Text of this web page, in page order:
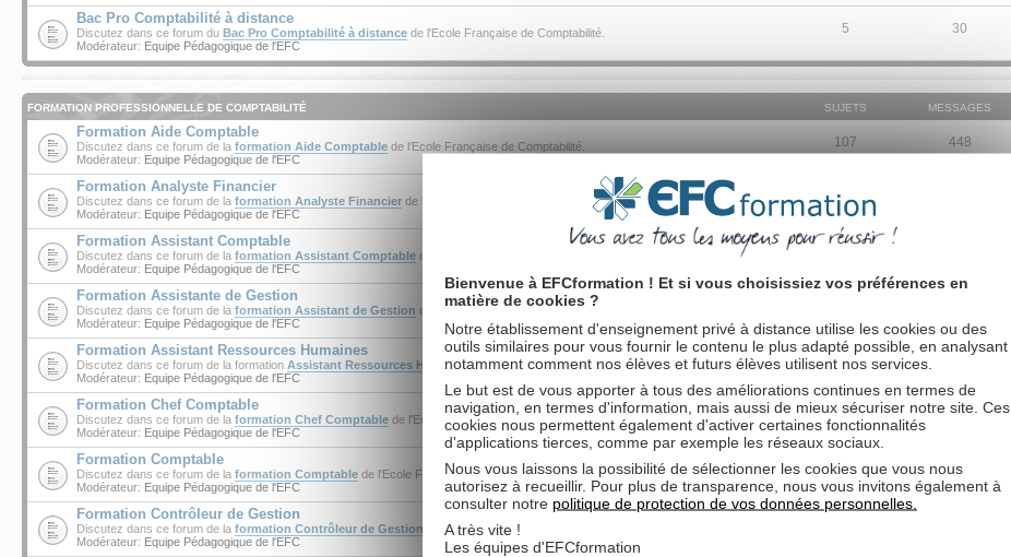
Bac Pro Comptabilité à distance
Discutez dans ce forum du Bac Pro Comptabilité à distance de l'Ecole Française de Comptabilité.
Modérateur: Equipe Pédagogique de l'EFC
5 30
FORMATION PROFESSIONNELLE DE COMPTABILITÉ SUJETS MESSAGES
Formation Aide Comptable
Discutez dans ce forum de la formation Aide Comptable de l'Ecole Française de Comptabilité.
Modérateur: Equipe Pédagogique de l'EFC
107 448
Formation Analyste Financier
Discutez dans ce forum de la formation Analyste Financier de l'Ecole Française de Comptabilité.
Modérateur: Equipe Pédagogique de l'EFC
13
Formation Assistant Comptable
Discutez dans ce forum de la formation Assistant Comptable de l'Ecole Française de Comptabilité.
Modérateur: Equipe Pédagogique de l'EFC
Formation Assistante de Gestion
Discutez dans ce forum de la formation Assistant de Gestion de l'École Française de Comptabilité.
Modérateur: Equipe Pédagogique de l'EFC
Formation Assistant Ressources Humaines
Discutez dans ce forum de la formation Assistant Ressources Humainesde l'École Française de Comptabilité.
Modérateur: Equipe Pédagogique de l'EFC
67 304
Formation Chef Comptable
Discutez dans ce forum de la formation Chef Comptable de l'Ecole Française de Comptabilité.
Modérateur: Equipe Pédagogique de l'EFC
12 52
Formation Comptable
Discutez dans ce forum de la formation Comptable de l'Ecole Française de Comptabilité.
Modérateur: Equipe Pédagogique de l'EFC
154 1185
Formation Contrôleur de Gestion
Discutez dans ce forum de la formation Contrôleur de Gestion de l'Ecole Française de Comptabilité.
Modérateur: Equipe Pédagogique de l'EFC
Bienvenue à EFCformation ! Et si vous choisissiez vos préférences en
matière de cookies ?
Notre établissement d'enseignement privé à distance utilise les cookies ou des
outils similaires pour vous fournir le contenu le plus adapté possible, en analysant
notamment comment nos élèves et futurs élèves utilisent nos services.
Le but est de vous apporter à tous des améliorations continues en termes de
navigation, en termes d'information, mais aussi de mieux sécuriser notre site. Ces
cookies nous permettent également d'activer certaines fonctionnalités
d'applications tierces, comme par exemple les réseaux sociaux.
Nous vous laissons la possibilité de sélectionner les cookies que vous nous
autorisez à recueillir. Pour plus de transparence, nous vous invitons également à
consulter notre politique de protection de vos données personnelles.
A très vite !
Les équipes d'EFCformation